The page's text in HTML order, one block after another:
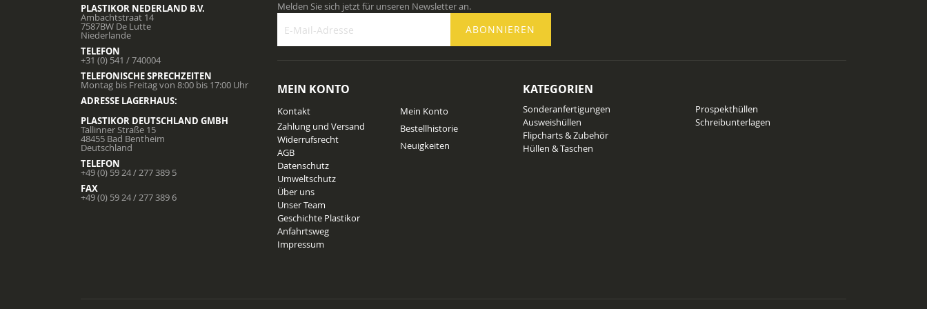
PLASTIKOR NEDERLAND B.V.
Ambachtstraat 14
7587BW De Lutte
Niederlande
TELEFON
+31 (0) 541 / 740004
TELEFONISCHE SPRECHZEITEN
Montag bis Freitag von 8:00 bis 17:00 Uhr
ADRESSE LAGERHAUS:
PLASTIKOR DEUTSCHLAND GMBH
Tallinner Straße 15
48455 Bad Bentheim
Deutschland
TELEFON
+49 (0) 59 24 / 277 389 5
FAX
+49 (0) 59 24 / 277 389 6
Melden Sie sich jetzt für unseren Newsletter an.
für
unseren
an:
ABONNIEREN
MEIN KONTO
Kontakt
Zahlung und Versand
Widerrufsrecht
AGB
Datenschutz
Umweltschutz
Über uns
Unser Team
Geschichte Plastikor
Anfahrtsweg
Impressum
Mein Konto
Bestellhistorie
Neuigkeiten
KATEGORIEN
Sonderanfertigungen
Ausweishüllen
Flipcharts & Zubehör
Hüllen & Taschen
Prospekthüllen
Schreibunterlagen